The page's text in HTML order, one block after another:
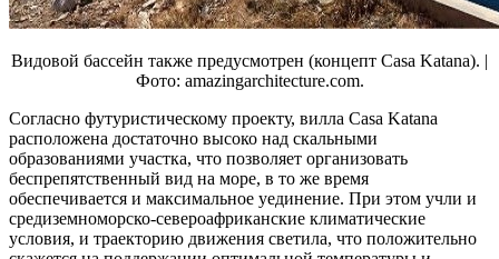
Видовой бассейн также предусмотрен (концепт Casa Katana). |
Фото: amazingarchitecture.com.
Согласно футуристическому проекту, вилла Casa Katana
расположена достаточно высоко над скальными
образованиями участка, что позволяет организовать
беспрепятственный вид на море, в то же время
обеспечивается и максимальное уединение. При этом учли и
средиземноморско-североафриканские климатические
условия, и траекторию движения светила, что положительно